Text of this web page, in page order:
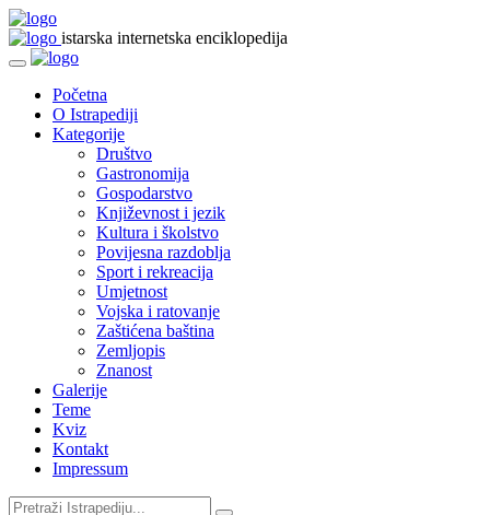
istarska internetska enciklopedija
Početna
O Istrapediji
Kategorije
Društvo
Gastronomija
Gospodarstvo
Književnost i jezik
Kultura i školstvo
Povijesna razdoblja
Sport i rekreacija
Umjetnost
Vojska i ratovanje
Zaštićena baština
Zemljopis
Znanost
Galerije
Teme
Kviz
Kontakt
Impressum